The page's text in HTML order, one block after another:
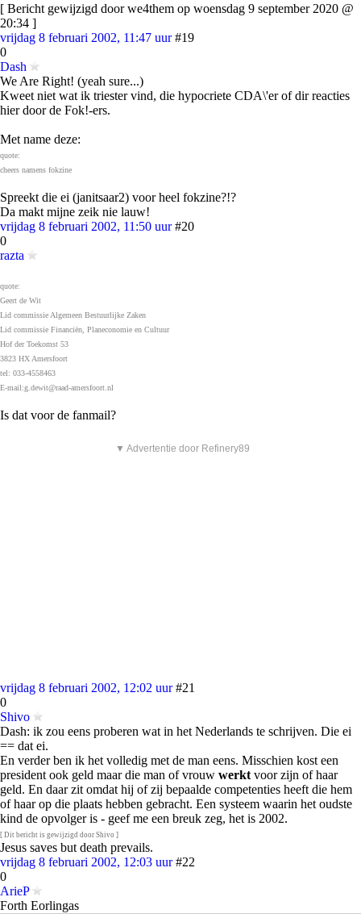
[ Bericht gewijzigd door we4them op woensdag 9 september 2020 @
20:34 ]
vrijdag 8 februari 2002, 11:47 uur #19
0
Dash
We Are Right! (yeah sure...)
Kweet niet wat ik triester vind, die hypocriete CDA\'er of dir reacties
hier door de Fok!-ers.
Met name deze:
quote:
cheers namens fokzine
Spreekt die ei (janitsaar2) voor heel fokzine?!?
Da makt mijne zeik nie lauw!
vrijdag 8 februari 2002, 11:50 uur #20
0
razta
quote:
Geert de Wit
Lid commissie Algemeen Bestuurlijke Zaken
Lid commissie Financiën, Planeconomie en Cultuur
Hof der Toekomst 53
3823 HX Amersfoort
tel: 033-4558463
E-mail:g.dewit@raad-amersfoort.nl
Is dat voor de fanmail?
▼ Advertentie door Refinery89
vrijdag 8 februari 2002, 12:02 uur #21
0
Shivo
Dash: ik zou eens proberen wat in het Nederlands te schrijven. Die ei
== dat ei.
En verder ben ik het volledig met de man eens. Misschien kost een
president ook geld maar die man of vrouw werkt voor zijn of haar
geld. En daar zit omdat hij of zij bepaalde competenties heeft die hem
of haar op die plaats hebben gebracht. Een systeem waarin het oudste
kind de opvolger is - geef me een breuk zeg, het is 2002.
[ Dit bericht is gewijzigd door Shivo ]
Jesus saves but death prevails.
vrijdag 8 februari 2002, 12:03 uur #22
0
ArieP
Forth Eorlingas